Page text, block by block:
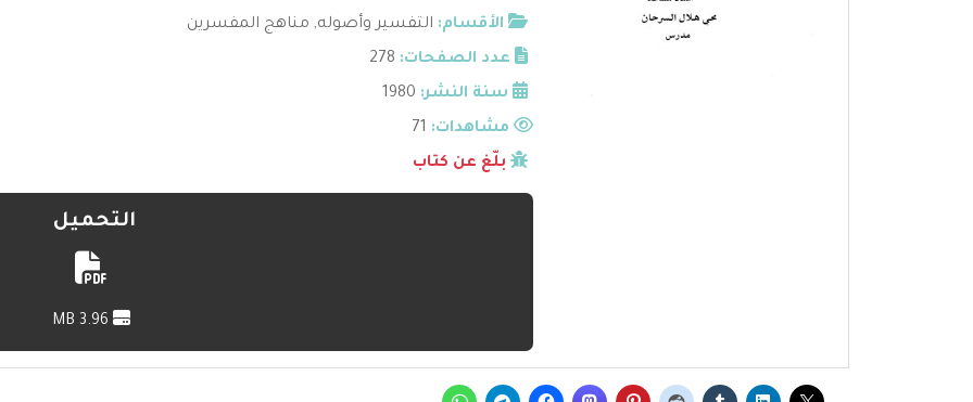
الأقسام: التفسير وأصوله, مناهج المفسرين
عدد الصفحات: 278
سنة النشر: 1980
مشاهدات:
بلّغ عن كتاب
التحميل